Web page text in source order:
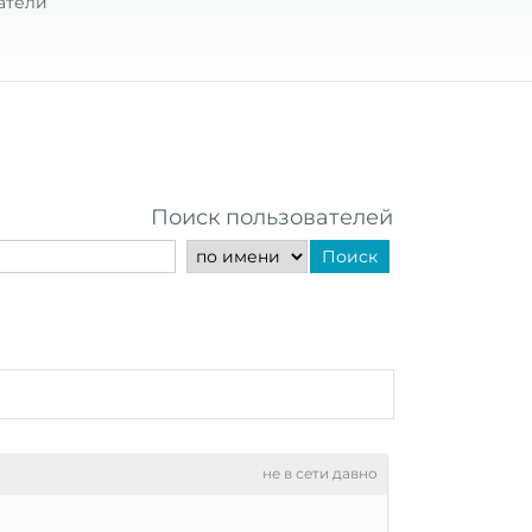
Поиск пользователей
Поиск
не в сети давно